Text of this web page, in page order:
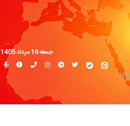
جمعه 16 مرداد 1405